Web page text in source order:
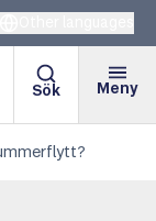
Sök Meny